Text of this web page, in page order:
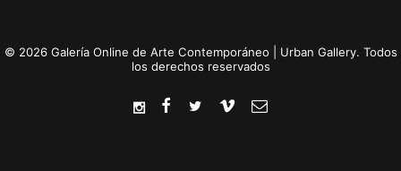
© 2026 Galería Online de Arte Contemporáneo | Urban Gallery. Todos
los derechos reservados